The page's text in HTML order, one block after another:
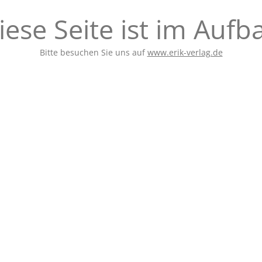
Seite ist im
Bitte besuchen Sie uns aufwww.erik-verlag.de